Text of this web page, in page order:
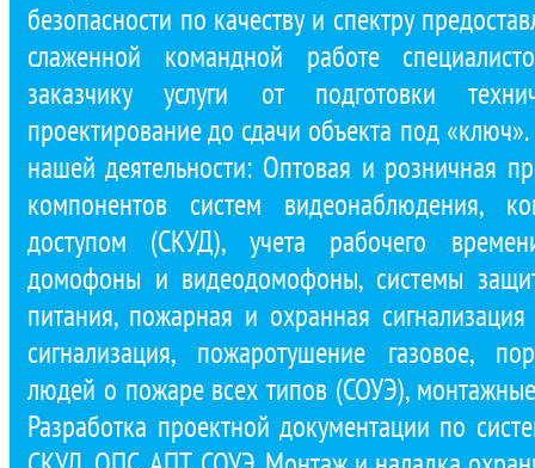
безопасности по качеству и спектру
слаженной командной работе
заказчику услуги от подготовки
проектирование до сдачи объекта под
нашей деятельности: Оптовая и розничная
компонентов систем видеонаблюдения,
доступом (СКУД), учета рабочего
домофоны и видеодомофоны, системы
питания, пожарная и охранная
сигнализация, пожаротушение газовое,
людей о пожаре всех типов (СОУЭ),
Разработка проектной документации по